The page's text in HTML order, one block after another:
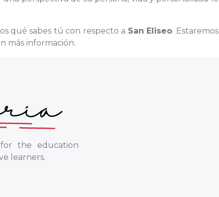
qué sabes tú con respecto a San Eliseo. Estaremos
más información.
the education
learners.